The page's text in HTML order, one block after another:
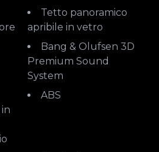
Tetto panoramico
apribile in vetro
Bang & Olufsen 3D
Premium Sound
System
ABS